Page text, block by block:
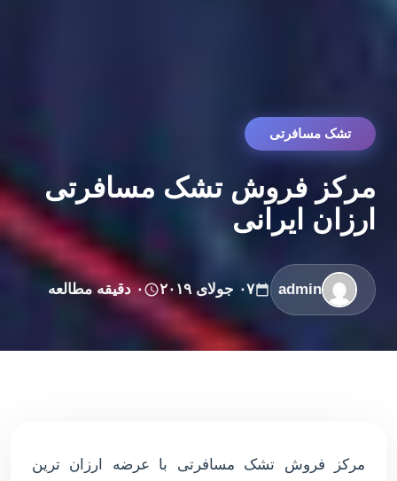
تشک مسافرتی
مرکز فروش تشک مسافرتی
ارزان ایرانی
admin ۰۷ جولای ۲۰۱۹ ۰ دقیقه مطالعه
مرکز فروش تشک مسافرتی با عرضه ارزان ترین